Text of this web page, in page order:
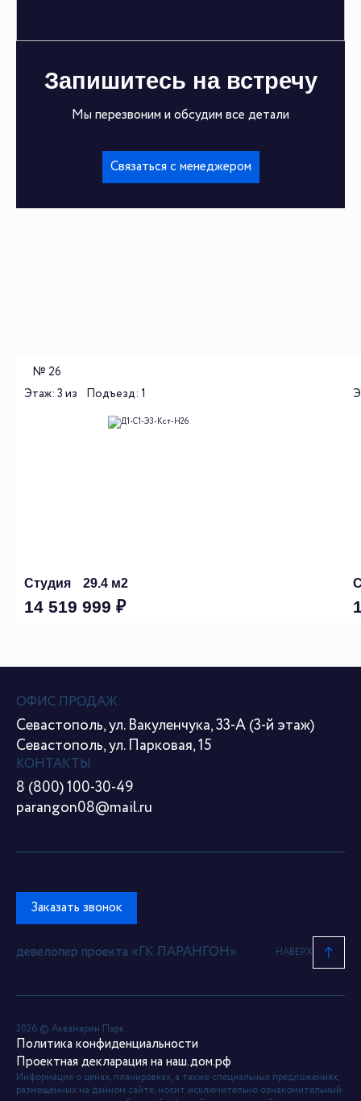
Запишитесь на встречу
Мы перезвоним и обсудим все детали
Связаться с менеджером
№ 26
Этаж: 3 из
Подъезд: 1
Студия 29.4 м2
14 519 999 ₽
ОФИС ПРОДАЖ:
Севастополь, ул. Вакуленчука, 33-А (3-й этаж)
Севастополь, ул. Парковая, 15
КОНТАКТЫ:
8 (800) 100-30-49
parangon08@mail.ru
Заказать звонок
девелопер проекта «ГК ПАРАНГОН» НАВЕРХ
2026 © Аквамарин Парк
Политика конфиденциальности
Проектная декларация на наш.дом.рф
Информация о ценах, планировках, а также специальных предложениях,
размещённых на данном сайте, носит исключительно ознакомительный